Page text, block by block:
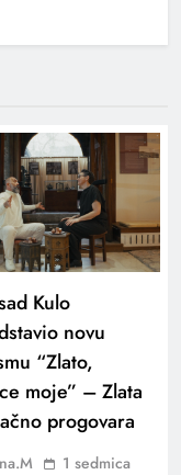
Kulo
novu
“Zlato,
moje” – Zlata
progovara
1 sedmica